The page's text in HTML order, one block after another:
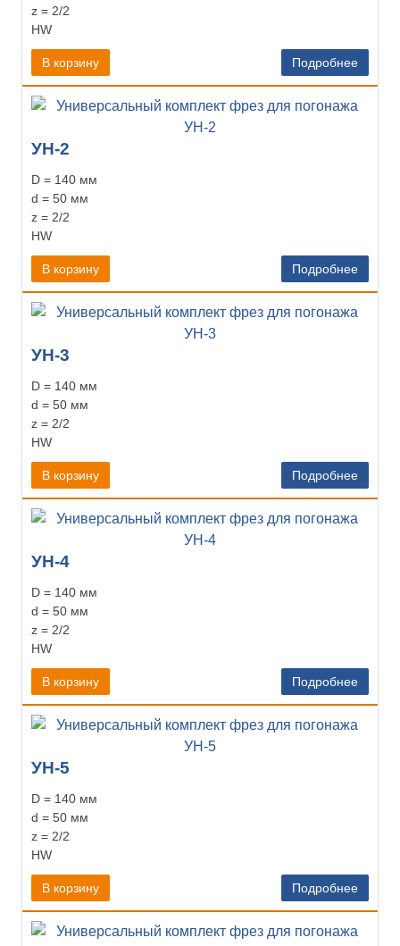
z = 2/2
HW
В корзину Подробнее
УН-2
D = 140 мм
d = 50 мм
z = 2/2
HW
В корзину Подробнее
УН-3
D = 140 мм
d = 50 мм
z = 2/2
HW
В корзину Подробнее
УН-4
D = 140 мм
d = 50 мм
z = 2/2
HW
В корзину Подробнее
УН-5
D = 140 мм
d = 50 мм
z = 2/2
HW
В корзину Подробнее